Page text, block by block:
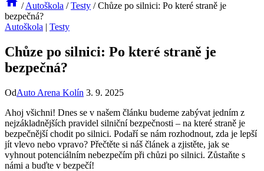
/ Autoškola / Testy / Chůze po silnici: Po které straně je
bezpečná?
Autoškola | Testy
Chůze po silnici: Po které straně je
bezpečná?
OdAuto Arena Kolín 3. 9. 2025
Ahoj všichni! Dnes se v našem článku budeme zabývat jedním z
nejzákladnějších pravidel silniční bezpečnosti – na které straně je
bezpečnější chodit po silnici. Podaří se nám rozhodnout, zda je lepší
jít vlevo nebo vpravo? Přečtěte si náš článek a zjistěte, jak se
vyhnout potenciálním nebezpečím při chůzi po silnici. Zůstaňte s
námi a buďte v bezpečí!